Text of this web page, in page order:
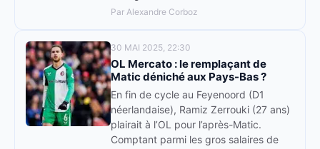
Par Alexandre Corboz
30 MAI 2025, 22:30
OL Mercato : le remplaçant de
Matic déniché aux Pays-Bas ?
En fin de cycle au Feyenoord (D1
néerlandaise), Ramiz Zerrouki (27 ans)
plairait à l’OL pour l’après-Matic.
Comptant parmi les gros salaires de